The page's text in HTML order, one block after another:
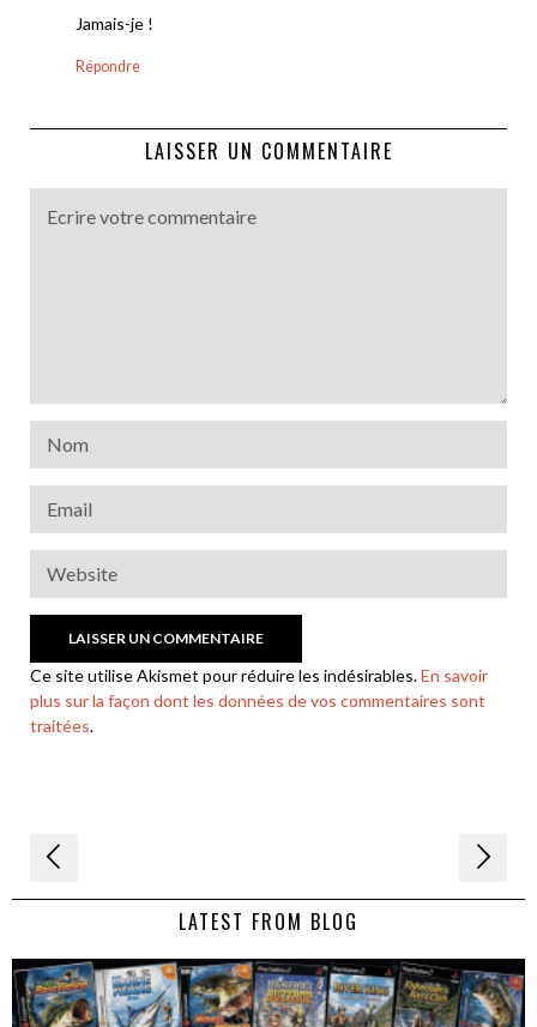
Jamais-je !
Répondre
LAISSER UN COMMENTAIRE
Ce site utilise Akismet pour réduire les indésirables.En savoir
plus sur la façon dont les données de vos commentaires sont
traitées.
Navigation
de LATEST FROM BLOG